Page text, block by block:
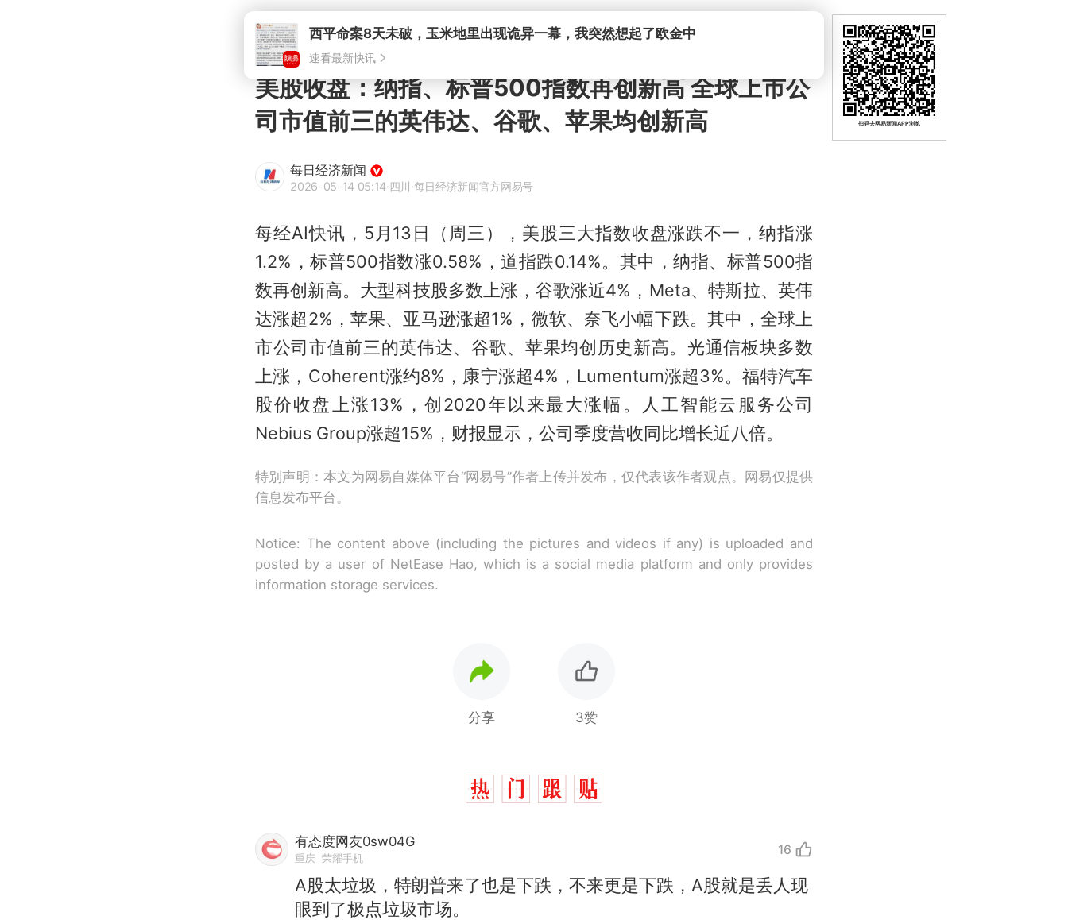
西平命案8天未破，玉米地里出现诡异一幕，我突然想起了欧金中
速看最新快讯
美股收盘：纳指、标普500指数再创新高 全球上市公
司市值前三的英伟达、谷歌、苹果均创新高
每日经济新闻
2026-05-14 05:14·四川·每日经济新闻官方网易号
每经AI快讯，5月13日（周三），美股三大指数收盘涨跌不一，纳指涨
1.2%，标普500指数涨0.58%，道指跌0.14%。其中，纳指、标普500指
数再创新高。大型科技股多数上涨，谷歌涨近4%，Meta、特斯拉、英伟
达涨超2%，苹果、亚马逊涨超1%，微软、奈飞小幅下跌。其中，全球上
市公司市值前三的英伟达、谷歌、苹果均创历史新高。光通信板块多数
上涨，Coherent涨约8%，康宁涨超4%，Lumentum涨超3%。福特汽车
股价收盘上涨13%，创2020年以来最大涨幅。人工智能云服务公司
Nebius Group涨超15%，财报显示，公司季度营收同比增长近八倍。
特别声明：本文为网易自媒体平台“网易号”作者上传并发布，仅代表该作者观点。网易仅提供
信息发布平台。
Notice: The content above (including the pictures and videos if any) is uploaded and
posted by a user of NetEase Hao, which is a social media platform and only provides
information storage services.
分享 3赞
有态度网友0sw04G
重庆 荣耀手机
16
A股太垃圾，特朗普来了也是下跌，不来更是下跌，A股就是丢人现
眼到了极点垃圾市场。
扫码去网易新闻APP浏览